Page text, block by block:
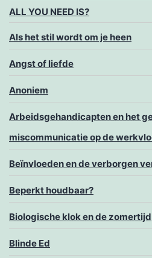
ALL YOU NEED IS?
Als het stil wordt om je heen
Angst of liefde
Anoniem
Arbeidsgehandicapten en het
miscommunicatie op de
Beïnvloeden en de verborgen
Beperkt houdbaar?
Biologische klok en de zomertijd
Blinde Ed